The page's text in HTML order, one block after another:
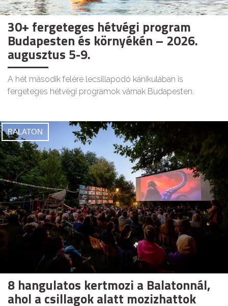
30+ fergeteges hétvégi program
Budapesten és környékén – 2026.
augusztus 5-9.
A hét második felére lecsillapodó kánikulában is
fergeteges hétvégi programok várnak Budapesten.
BALATON
8 hangulatos kertmozi a Balatonnál,
ahol a csillagok alatt mozizhattok